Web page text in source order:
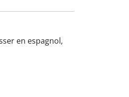
en espagnol,